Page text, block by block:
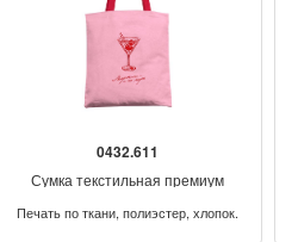
0432.611
Сумка текстильная премиум
Печать по ткани, полиэстер, хлопок.